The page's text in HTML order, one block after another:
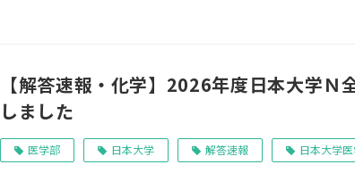
【解答速報・化学】2026年度日本大学
しました
医学部 日本大学 解答速報 日本大学